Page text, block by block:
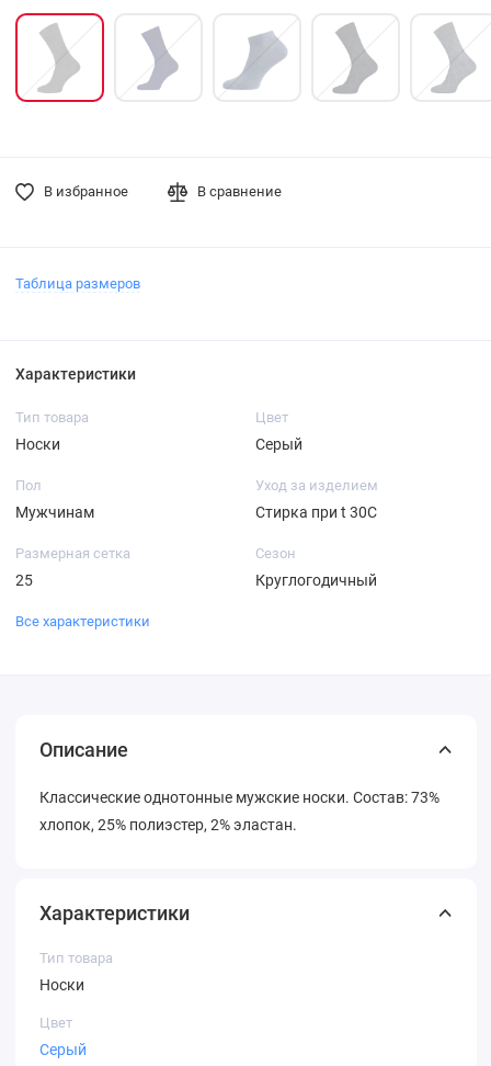
В избранное В сравнение
Таблица размеров
Характеристики
Тип товара
Носки
Цвет
Серый
Пол
Мужчинам
Уход за изделием
Стирка при t 30С
Размерная сетка
25
Сезон
Круглогодичный
Все характеристики
Описание
Классические однотонные мужские носки. Состав: 73%
хлопок, 25% полиэстер, 2% эластан.
Характеристики
Тип товара
Носки
Цвет
Серый